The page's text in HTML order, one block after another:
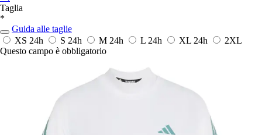
Taglia
*
Guida alle taglie
XS 24h S 24h M 24h L 24h XL 24h
2XL
Questo campo è obbligatorio